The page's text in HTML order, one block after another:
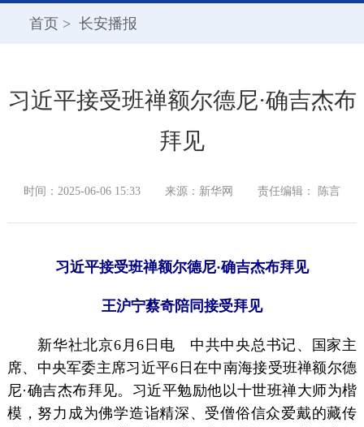
首页 > 长安播报
习近平接受班禅额尔德尼·确吉杰布
拜见
时间：2025-06-06 15:33 来源：新华网 责任编辑： 陈言
习近平接受班禅额尔德尼·确吉杰布拜见
王沪宁蔡奇陪同接受拜见
新华社北京6月6日电 中共中央总书记、国家主
席、中央军委主席习近平6日在中南海接受班禅额尔德
尼·确吉杰布拜见。习近平勉励他以十世班禅大师为楷
模，努力成为佛学造诣精深、受僧俗信众爱戴的藏传